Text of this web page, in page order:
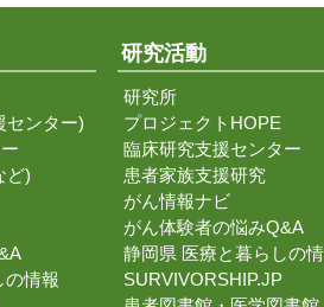
センター)
ど)
の情報
研究活動
研究所
プロジェクトHOPE
臨床研究支援センター
患者家族支援研究
がん情報ナビ
がん体験者の悩みQ&A
静岡県 医療と暮らしの
SURVIVORSHIP.JP